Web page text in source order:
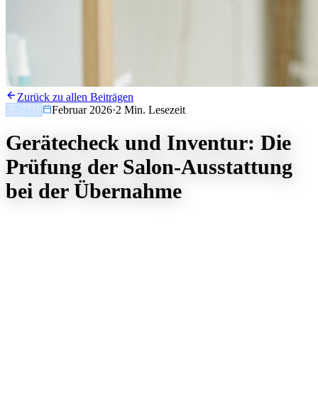
Zurück zu allen Beiträgen
Praxis
Februar 2026·2 Min. Lesezeit
Gerätecheck und Inventur: Die
Prüfung der Salon-Ausstattung
bei der Übernahme